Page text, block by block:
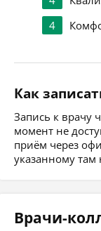
4
Как
Запись к врачу
момент не
приём через
указанному там
Врачи-